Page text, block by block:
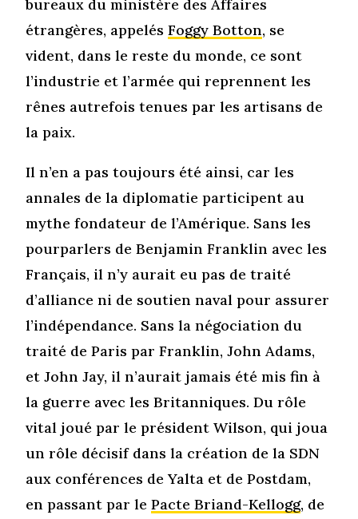
bureaux du ministère des Affaires
étrangères, appelésFoggy Botton, se
vident, dans le reste du monde, ce sont
l’industrie et l’armée qui reprennent les
rênes autrefois tenues par les artisans de
la paix.
Il n’en a pas toujours été ainsi, car les
annales de la diplomatie participent au
mythe fondateur de l’Amérique. Sans les
pourparlers de Benjamin Franklin avec les
Français, il n’y aurait eu pas de traité
d’alliance ni de soutien naval pour assurer
l’indépendance. Sans la négociation du
traité de Paris par Franklin, John Adams,
et John Jay, il n’aurait jamais été mis fin à
la guerre avec les Britanniques. Du rôle
vital joué par le président Wilson, qui joua
un rôle décisif dans la création de la SDN
aux conférences de Yalta et de Postdam,
en passant par lePacte Briand-Kellogg, de